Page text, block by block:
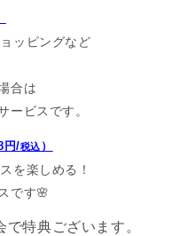
ッピングなど
合は
ービスです。
円/税込 ）
を楽しめる！
です🌸
特典ございます。